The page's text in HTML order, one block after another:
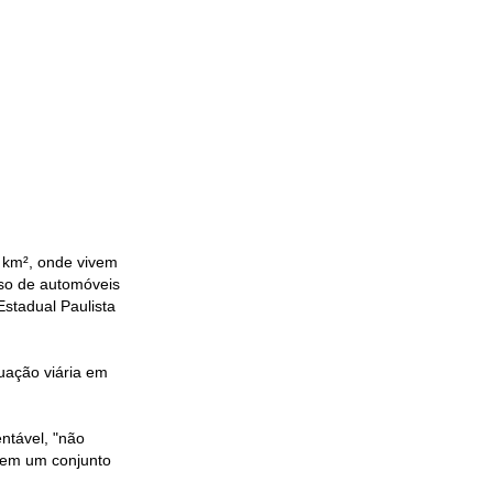
onde vivem
de automóveis
Paulista
viária em
"não
um conjunto